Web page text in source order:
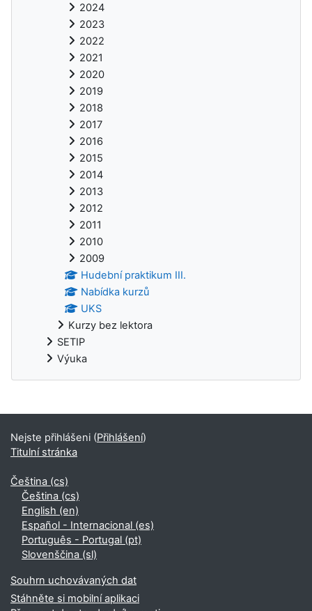
2024
2023
2022
2021
2020
2019
2018
2017
2016
2015
2014
2013
2012
2011
2010
2009
Hudební praktikum III.
Nabídka kurzů
UKS
Kurzy bez lektora
SETIP
Výuka
Doplňkové bloky
Nejste přihlášeni (Přihlášení)
Titulní stránka
Čeština ‎(cs)‎
Čeština ‎(cs)‎
English ‎(en)‎
Español - Internacional ‎(es)‎
Português - Portugal ‎(pt)‎
Slovenščina ‎(sl)‎
Souhrn uchovávaných dat
Stáhněte si mobilní aplikaci